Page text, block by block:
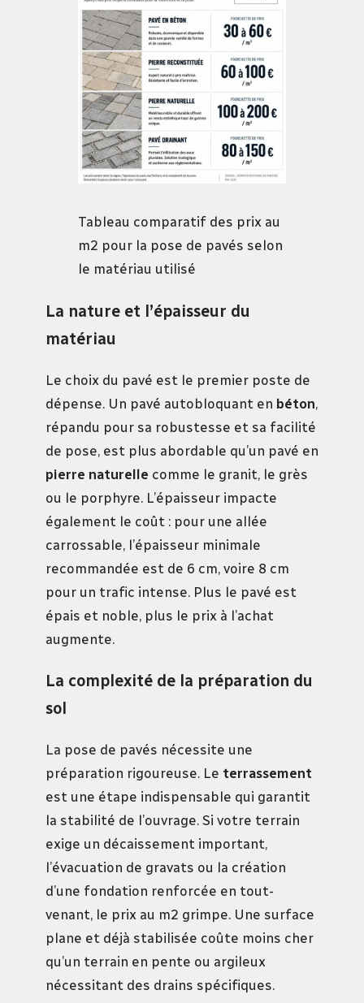
Tableau comparatif des prix au
m2 pour la pose de pavés selon
le matériau utilisé
La nature et l’épaisseur du
matériau
Le choix du pavé est le premier poste de
dépense. Un pavé autobloquant en béton,
répandu pour sa robustesse et sa facilité
de pose, est plus abordable qu’un pavé en
pierre naturelle comme le granit, le grès
ou le porphyre. L’épaisseur impacte
également le coût : pour une allée
carrossable, l’épaisseur minimale
recommandée est de 6 cm, voire 8 cm
pour un trafic intense. Plus le pavé est
épais et noble, plus le prix à l’achat
augmente.
La complexité de la préparation du
sol
La pose de pavés nécessite une
préparation rigoureuse. Le terrassement
est une étape indispensable qui garantit
la stabilité de l’ouvrage. Si votre terrain
exige un décaissement important,
l’évacuation de gravats ou la création
d’une fondation renforcée en tout-
venant, le prix au m2 grimpe. Une surface
plane et déjà stabilisée coûte moins cher
qu’un terrain en pente ou argileux
nécessitant des drains spécifiques.